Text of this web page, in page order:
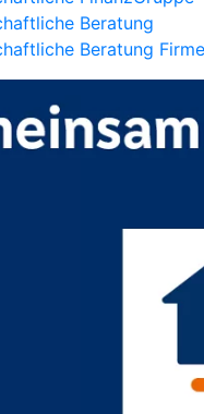
Beratung
Beratung